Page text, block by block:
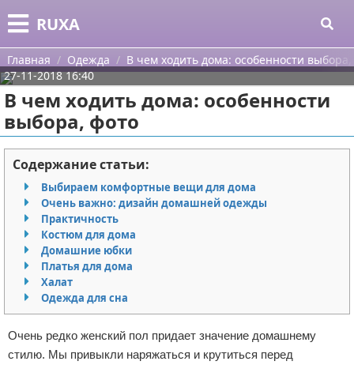
RUXA
Меню
Главная
Категории
Уход за кожей
Одежда
Шоппинг
Подарки
Украшения
Косметика
Уход за волосами
Поиск
О проекте
Контакты
Сотрудничество
Размещение рекламы
Для правообладателей
Условия предоставления информации
Главная Одежда
В чем ходить дома: особенности
27-11-2018 16:40
В чем ходить дома: особенности
выбора, фото
Содержание статьи:
Выбираем комфортные вещи для дома
Очень важно: дизайн домашней одежды
Практичность
Костюм для дома
Домашние юбки
Платья для дома
Халат
Одежда для сна
Очень редко женский пол придает значение домашнему
стилю. Мы привыкли наряжаться и крутиться перед